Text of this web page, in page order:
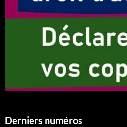
Derniers numéros